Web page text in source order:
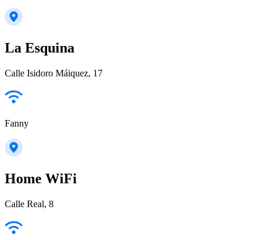
La Esquina
Calle Isidoro Máiquez, 17
Fanny
Home WiFi
Calle Real, 8